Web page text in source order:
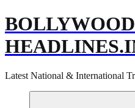
BOLLYWOOD
Latest National & International